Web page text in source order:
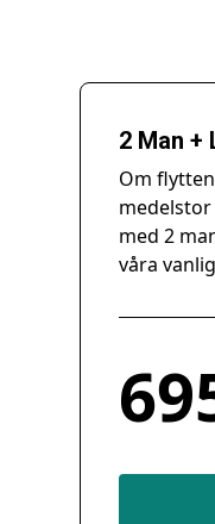
2 Man +
Om
med 2
våra